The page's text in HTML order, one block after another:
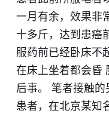
一月有余，效果非
十多斤，达到患癌
服药前已经卧床不
在床上坐着都会昏
后事。 笔者接触
患者，在北京某知